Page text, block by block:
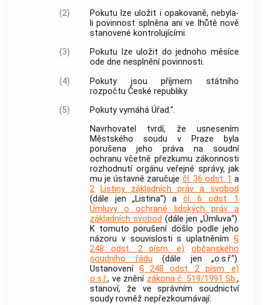
(2)
Pokutu lze uložit i opakovaně, nebyla-
li povinnost splněna ani ve lhůtě nově
stanovené kontrolujícími.
(3)
Pokutu lze uložit do jednoho měsíce
ode dne nesplnění povinnosti.
(4)
Pokuty jsou příjmem státního
rozpočtu České republiky.
(5)
Pokuty vymáhá Úřad.“.
Navrhovatel tvrdí, že usnesením
Městského soudu v Praze byla
porušena jeho práva na soudní
ochranu včetně přezkumu zákonnosti
rozhodnutí orgánu veřejné správy, jak
mu je ústavně zaručuje čl. 36 odst. 1 a
2 Listiny základních práv a svobod
(dále jen „Listina“) a čl. 6 odst. 1
Úmluvy o ochraně lidských práv a
základních svobod (dále jen „Úmluva“).
K tomuto porušení došlo podle jeho
názoru v souvislosti s uplatněním §
248 odst. 2 písm. e)
občanského
soudního řádu (dále jen „o.s.ř.").
Ustanovení § 248 odst. 2 písm. e)
o.s.ř., ve znění zákona č. 519/1991 Sb.,
stanoví, že ve správním soudnictví
soudy rovněž nepřezkoumávají: